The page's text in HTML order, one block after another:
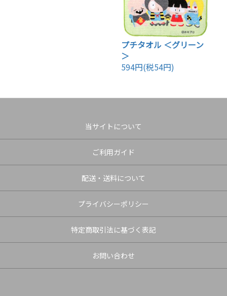
プチタオル ＜グリーン
＞
594円(税54円)
当サイトについて
ご利用ガイド
配送・送料について
プライバシーポリシー
特定商取引法に基づく表記
お問い合わせ